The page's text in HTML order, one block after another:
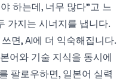
하는데, 너무 많다"고 느
가지는 시너지를 냅니다.
면, AI에 더 익숙해집니다.
어와 기술 지식을 동시에
팔로우하면, 일본어 실력